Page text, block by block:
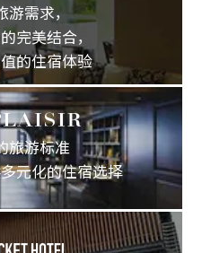
需求，
完美结合，
的住宿体验
旅游标准
元化的住宿选择